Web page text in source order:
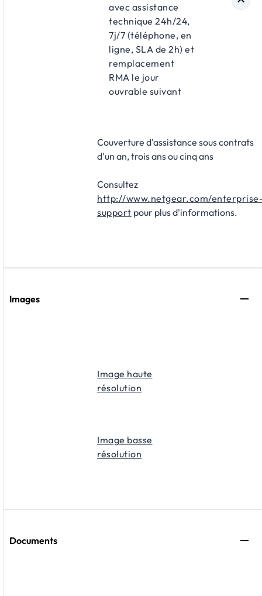
avec assistance
technique 24h/24,
7j/7 (téléphone, en
ligne, SLA de 2h) et
remplacement
RMA le jour
ouvrable suivant
Couverture d'assistance sous contrats
d'un an, trois ans ou cinq ans
Consultez
http://www.netgear.com/
support pour plus d'informations.
Images
Image haute
résolution
Image basse
résolution
Documents